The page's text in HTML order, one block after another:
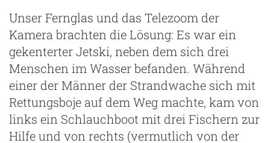
Unser Fernglas und das Telezoom der
Kamera brachten die Lösung: Es war ein
gekenterter Jetski, neben dem sich drei
Menschen im Wasser befanden. Während
einer der Männer der Strandwache sich mit
Rettungsboje auf dem Weg machte, kam von
links ein Schlauchboot mit drei Fischern zur
Hilfe und von rechts (vermutlich von der